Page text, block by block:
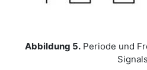
Abbildung 5.Periode und
Signals